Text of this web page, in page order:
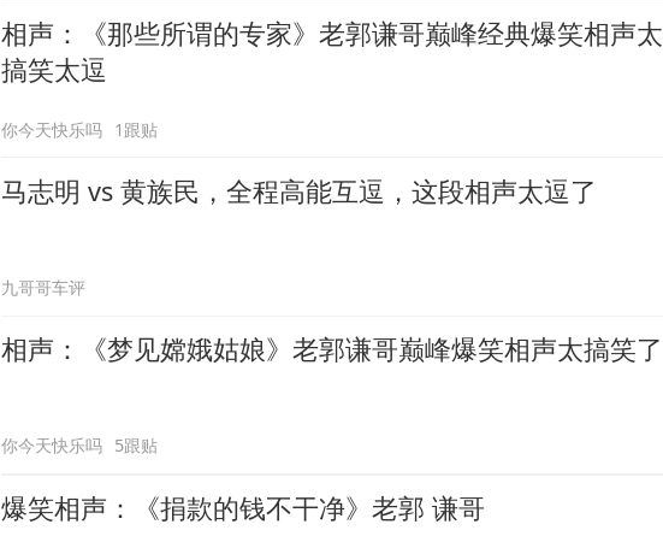
相声：《那些所谓的专家》老郭谦哥巅峰经典爆笑相声太
搞笑太逗
你今天快乐吗 1跟贴
马志明 vs 黄族民，全程高能互逗，这段相声太逗了
九哥哥车评
相声：《梦见嫦娥姑娘》老郭谦哥巅峰爆笑相声太搞笑了
你今天快乐吗 5跟贴
爆笑相声：《捐款的钱不干净》老郭 谦哥